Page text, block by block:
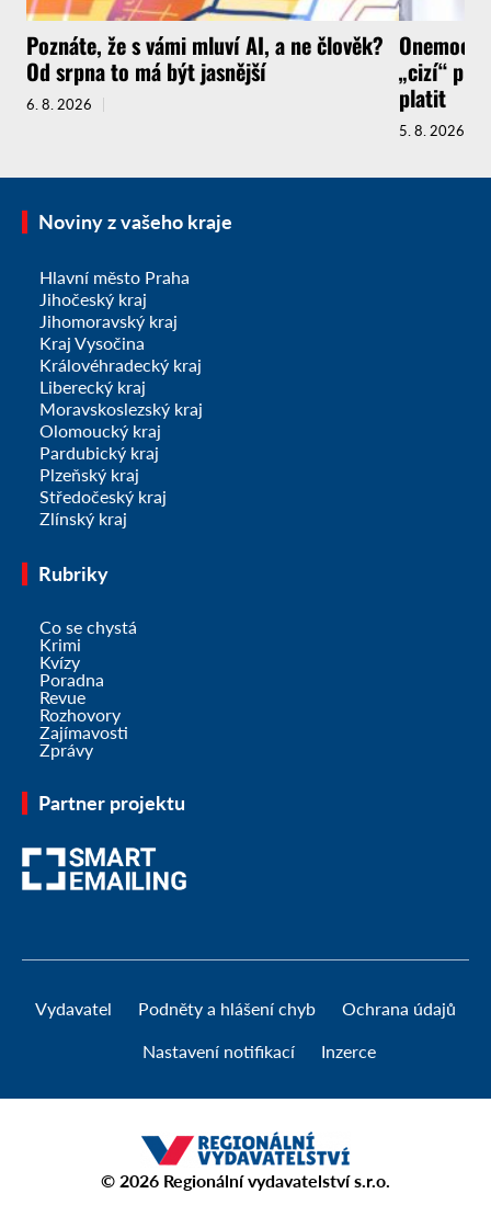
Poznáte, že s vámi mluví AI, a ne člověk?
Od srpna to má být jasnější
6. 8. 2026
„cizí“
platit
5. 8. 2026
Noviny z vašeho kraje
Hlavní město Praha
Jihočeský kraj
Jihomoravský kraj
Kraj Vysočina
Královéhradecký kraj
Liberecký kraj
Moravskoslezský kraj
Olomoucký kraj
Pardubický kraj
Plzeňský kraj
Středočeský kraj
Zlínský kraj
Rubriky
Co se chystá
Krimi
Kvízy
Poradna
Revue
Rozhovory
Zajímavosti
Zprávy
Partner projektu
Vydavatel Podněty a hlášení chyb Ochrana údajů
Nastavení notifikací Inzerce
© 2026 Regionální vydavatelství s.r.o.